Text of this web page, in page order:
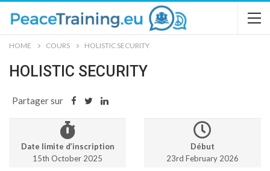
HOME COURS HOLISTIC SECURITY
HOLISTIC SECURITY
Partager sur
Date limite d’inscription
15th October 2025
Début
23rd February 2026